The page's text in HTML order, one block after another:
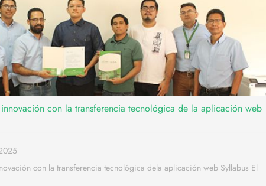
con la transferencia tecnológica de la aplicación web
con la transferencia tecnológica dela aplicación web Syllabus El